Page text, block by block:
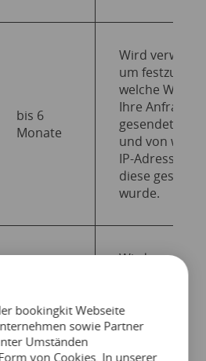
bis 6
Monate
Wird
um
welche
Ihre Anfrage
gesendet hat
und von
IP-Adresse aus
diese
wurde.
Wird
um zu
Website
und geklickt
bookingkit Webseite
sowie Partner
Umständen
von Cookies. In unserer